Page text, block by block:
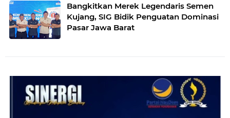
Bangkitkan Merek Legendaris Semen
Kujang, SIG Bidik Penguatan Dominasi
Pasar Jawa Barat